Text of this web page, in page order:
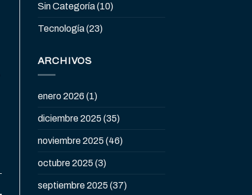
Sin Categoría(10)
Tecnología(23)
ARCHIVOS
enero 2026 (1)
diciembre 2025 (35)
noviembre 2025 (46)
octubre 2025 (3)
septiembre 2025 (37)